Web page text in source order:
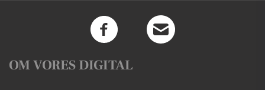
OM VORES DIGITAL